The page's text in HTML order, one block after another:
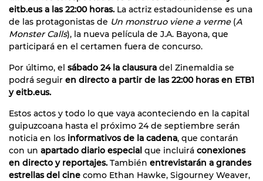
eitb.eus a las 22:00 horas. La actriz estadounidense es una
de las protagonistas de Un monstruo viene a verme(A
Monster Calls), la nueva película de J.A. Bayona, que
participará en el certamen fuera de concurso.
Por último, el sábado 24 la clausura del Zinemaldia se
podrá seguir en directo a partir de las 22:00 horas en ETB1
y eitb.eus.
Estos actos y todo lo que vaya aconteciendo en la capital
guipuzcoana hasta el próximo 24 de septiembre serán
noticia en los informativos de la cadena, que contarán
con un apartado diario especial que incluirá conexiones
en directo y reportajes. También entrevistarán a grandes
estrellas del cine como Ethan Hawke, Sigourney Weaver,